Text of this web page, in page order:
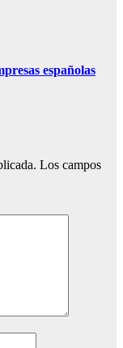
españolas
Los campos